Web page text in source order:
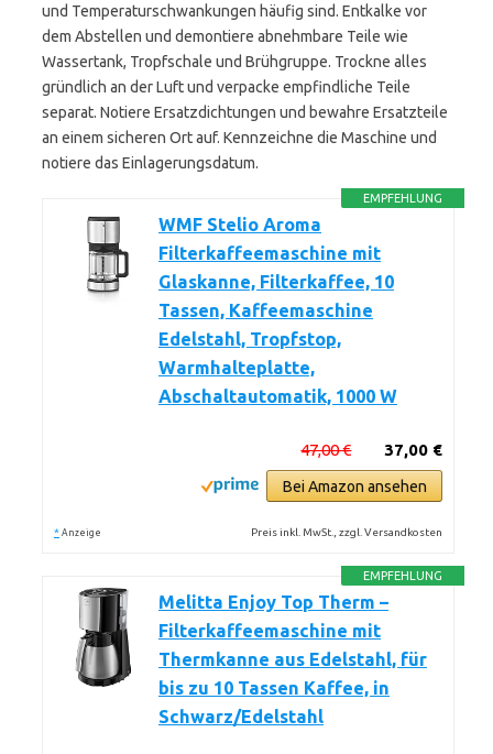
und Temperaturschwankungen häufig sind. Entkalke vor
dem Abstellen und demontiere abnehmbare Teile wie
Wassertank, Tropfschale und Brühgruppe. Trockne alles
gründlich an der Luft und verpacke empfindliche Teile
separat. Notiere Ersatzdichtungen und bewahre Ersatzteile
an einem sicheren Ort auf. Kennzeichne die Maschine und
notiere das Einlagerungsdatum.
EMPFEHLUNG
WMF Stelio Aroma
Filterkaffeemaschine mit
Glaskanne, Filterkaffee, 10
Tassen, Kaffeemaschine
Edelstahl, Tropfstop,
Warmhalteplatte,
Abschaltautomatik, 1000 W
37,00 €
47,00 €
Bei Amazon ansehen
* Anzeige Preis inkl. MwSt., zzgl. Versandkosten
EMPFEHLUNG
Melitta Enjoy Top Therm –
Filterkaffeemaschine mit
Thermkanne aus Edelstahl, für
bis zu 10 Tassen Kaffee, in
Schwarz/Edelstahl